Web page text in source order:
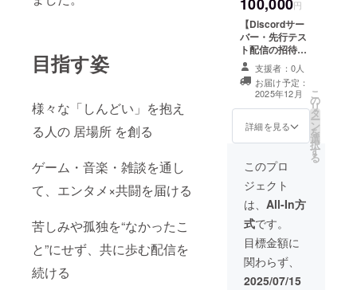
目指す姿
様々な「しんどい」を抱え
る人の 居場所 を創る
ゲーム・音楽・雑談を通し
て、エンタメ×共闘を届ける
苦しみや孤独を“なかったこ
と”にせず、共に歩む配信を
続ける
期間：2025年12
月〜2026年2月
までの３か月間
円
【Discordサー
バー・先行テス
ト配信の招待】
専用のDiscord
サーバーへのご
招待。 企画案や
リクエストを可
能な限り受け付
けます。 送付先
支援者：0人
お届け予定：
2025年12月
詳細を見る
こ
の
リ
タ
ー
ン
を
選
択
す
る
このプロ
ジェクト
は、 All-In方
式です。
目標金額に
関わらず、
2025/07/15